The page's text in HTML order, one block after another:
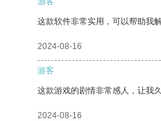
这款软件非常实用，可以帮助我
2024-08-16
游客
这款游戏的剧情非常感人，让我
2024-08-16